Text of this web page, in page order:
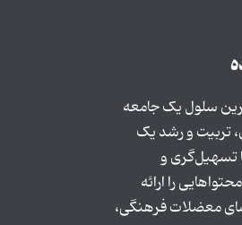
سلول یک جامعه
تربیت و رشد یک
تسهیل‌گری و
را ارائه
معضلات فرهنگی،